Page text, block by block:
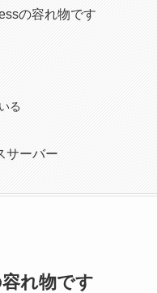
の容れ物です
る
サーバー
れ物です